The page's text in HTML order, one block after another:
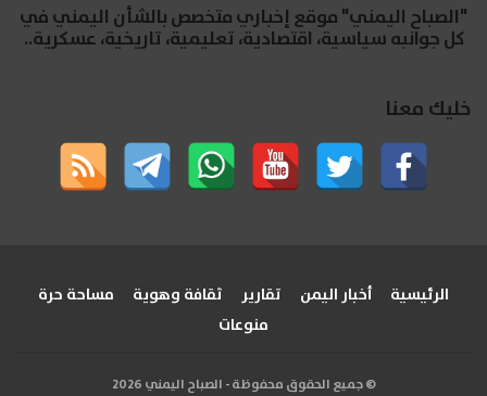
"الصباح اليمني" موقع إخباري متخصص بالشأن اليمني في
كل جوانبه سياسية، اقتصادية، تعليمية، تاريخية، عسكرية..
خليك معنا
الرئيسية أخبار اليمن تقارير ثقافة وهوية
مساحة حرة
منوعات
© جميع الحقوق محفوظة - الصباح اليمني 2026